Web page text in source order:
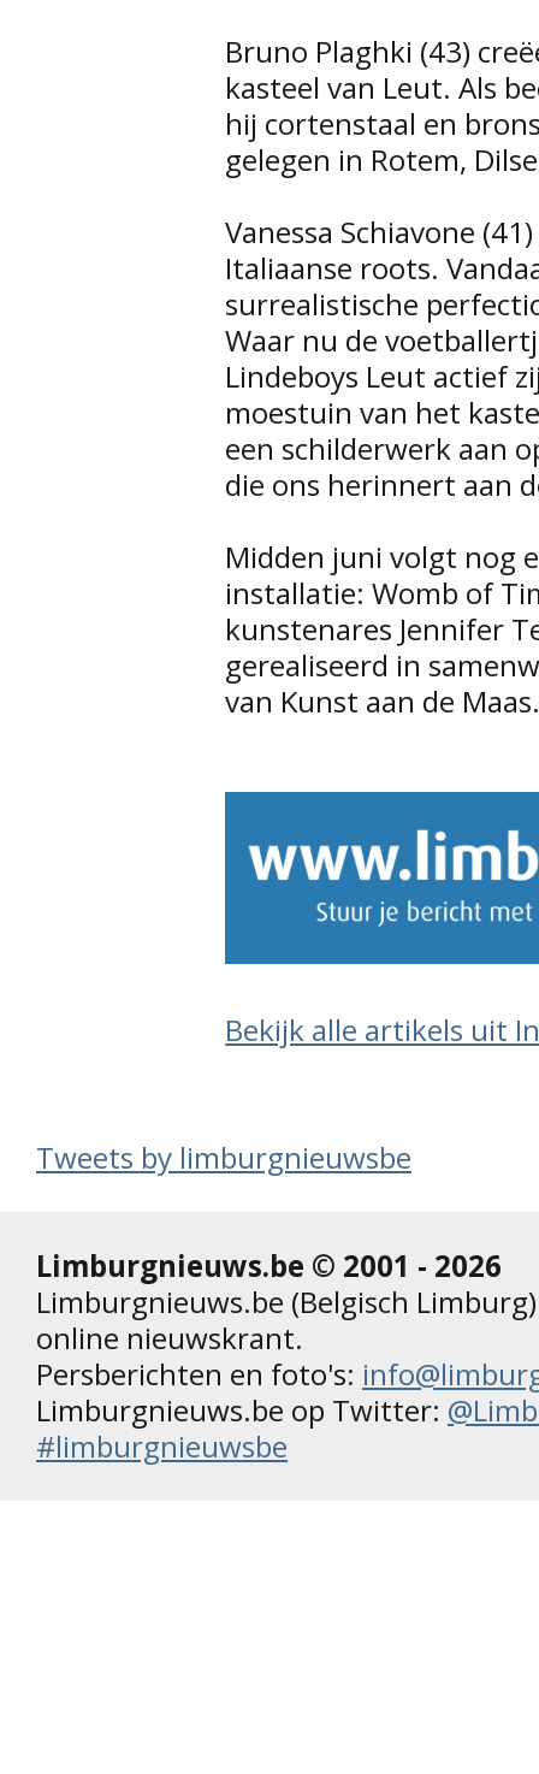
Bruno Plaghki (43)
kasteel van Leut. Als
hij cortenstaal en
gelegen in Rotem,
Vanessa Schiavone
Italiaanse roots.
surrealistische
Waar nu de
Lindeboys Leut actief
moestuin van het
een schilderwerk aan
die ons herinnert aan
Midden juni volgt nog
installatie: Womb of
kunstenares Jennifer
gerealiseerd in
van Kunst aan de
Bekijk alle artikels uit
Tweets by limburgnieuwsbe
Limburgnieuws.be © 2001 - 2026
Limburgnieuws.be (Belgisch
online nieuwskrant.
Persberichten en foto's:
Limburgnieuws.be op Twitter:
#limburgnieuwsbe